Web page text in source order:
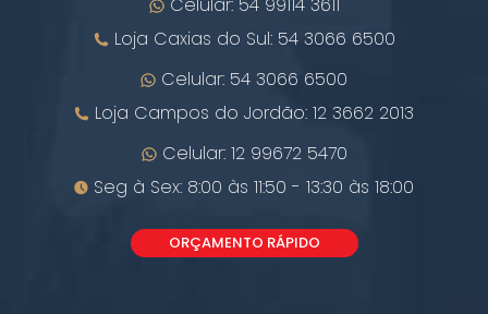
Loja Caxias do Sul: 54 3066 6500
Celular: 54 3066 6500
Loja Campos do Jordão: 12 3662 2013
Celular: 12 99672 5470
Seg à Sex: 8:00 às 11:50 - 13:30 às 18:00
ORÇAMENTO RÁPIDO